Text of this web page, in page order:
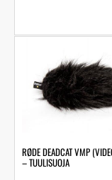
RØDE DEADCAT VMP
– TUULISUOJA